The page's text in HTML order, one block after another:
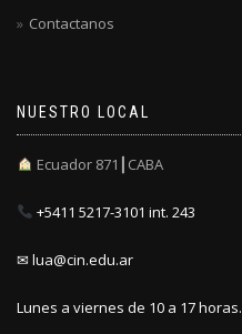
Contactanos
NUESTRO LOCAL
Ecuador 871┃CABA
+5411 5217-3101 int. 243
✉ lua@cin.edu.ar
Lunes a viernes de 10 a 17 horas.